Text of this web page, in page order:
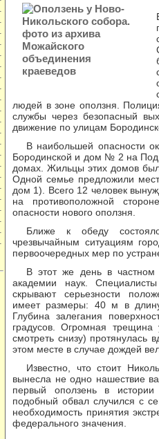
людей в зоне оползня.
службы через безопасный
движение по улицам
В наибольшей опасности
Бородинской и дом № 2 на
домах. Жильцы этих домов
Одной семье предложили
дом 1). Всего 12 человек
на противоположной
опасности нового оползня.
Ближе к обеду
чрезвычайным ситуациям
первоочередных мер по
В этот же день в частном
академии наук.
скрывают серьезности
имеет размеры: 40 м в
Глубина залегания
градусов. Огромная
смотреть снизу) протянулась
этом месте в случае дождей
Известно, что стоит
вынесла не одно нашествие
первый оползень в
подобный обвал случился с
необходимость принятия
федерального значения.